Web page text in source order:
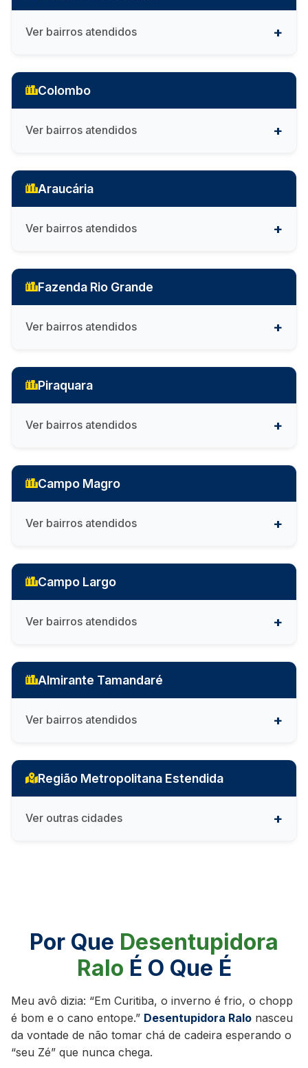
Ver bairros atendidos
Colombo
Ver bairros atendidos
Araucária
Ver bairros atendidos
Fazenda Rio Grande
Ver bairros atendidos
Piraquara
Ver bairros atendidos
Campo Magro
Ver bairros atendidos
Campo Largo
Ver bairros atendidos
Almirante Tamandaré
Ver bairros atendidos
Região Metropolitana Estendida
Ver outras cidades
Por Que Desentupidora
Ralo É O Que É
Meu avô dizia: “Em Curitiba, o inverno é frio, o chopp
é bom e o cano entope.” Desentupidora Ralo nasceu
da vontade de não tomar chá de cadeira esperando o
“seu Zé” que nunca chega.